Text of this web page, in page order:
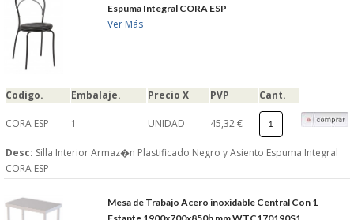
S�GUENOS EN
TWITTER
© 2026 SUMINISTROSCEM
Espuma Integral CORA ESP
Ver Más
Codigo. Embalaje. Precio X PVP Cant.
CORA ESP 1 UNIDAD 45,32 €
Desc: Silla Interior Armaz�n Plastificado Negro y Asiento Espuma Integral
CORA ESP
Mesa de Trabajo Acero inoxidable Central Con 1